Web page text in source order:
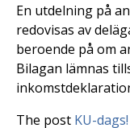
En utdelning på
redovisas av
beroende på om
Bilagan lämnas
The post KU-dags!